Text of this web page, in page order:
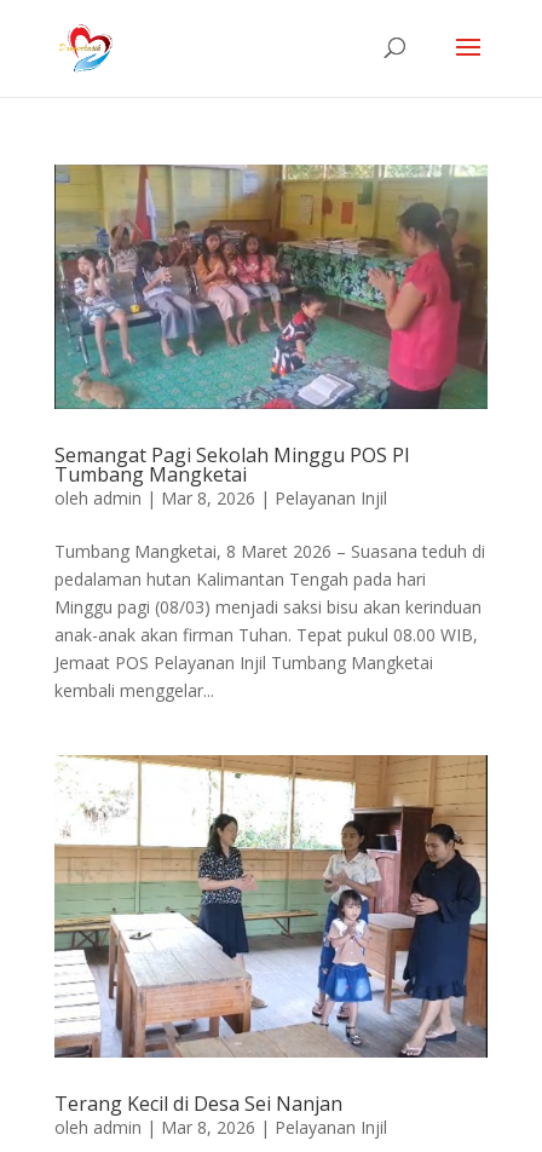
Semangat Pagi Sekolah Minggu POS PI
Tumbang Mangketai
oleh admin | Mar 8, 2026 | Pelayanan Injil
Tumbang Mangketai, 8 Maret 2026 – Suasana teduh di
pedalaman hutan Kalimantan Tengah pada hari
Minggu pagi (08/03) menjadi saksi bisu akan kerinduan
anak-anak akan firman Tuhan. Tepat pukul 08.00 WIB,
Jemaat POS Pelayanan Injil Tumbang Mangketai
kembali menggelar...
Terang Kecil di Desa Sei Nanjan
oleh admin | Mar 8, 2026 | Pelayanan Injil